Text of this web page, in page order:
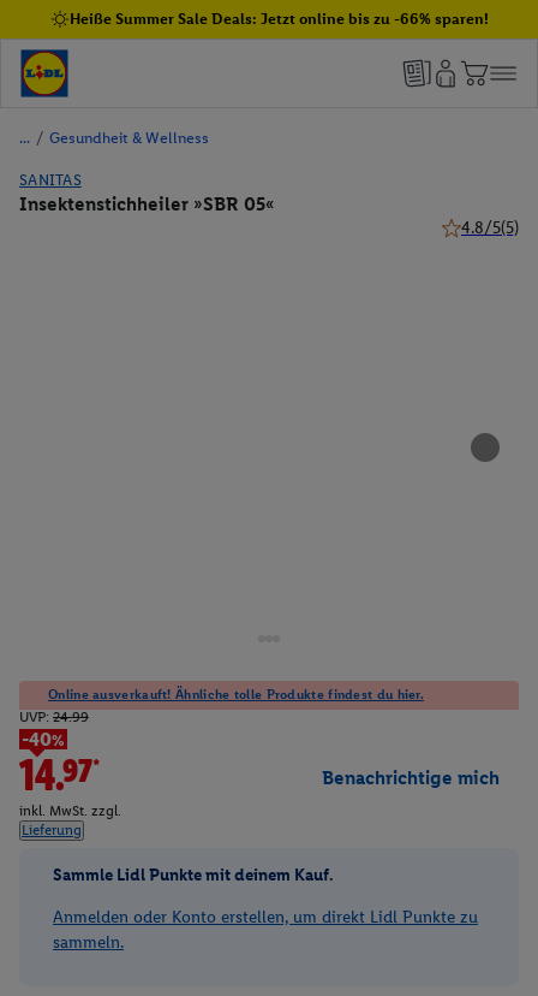
Heiße Summer Sale Deals: Jetzt online bis zu -66% sparen!
/ Gesundheit & Wellness
SANITAS
Insektenstichheiler »SBR 05«
4.8/5(5)
Online ausverkauft! Ähnliche tolle Produkte findest du hier.
UVP: 24.99
-40%
14.97*
inkl. MwSt. zzgl.
Lieferung
Benachrichtige mich
Sammle Lidl Punkte mit deinem Kauf.
Anmelden oder Konto erstellen, um direkt Lidl Punkte zu
sammeln.